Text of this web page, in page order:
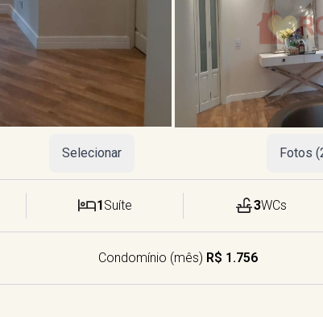
Selecionar Fotos
1Suíte 3WCs
Condomínio (mês) R$ 1.756